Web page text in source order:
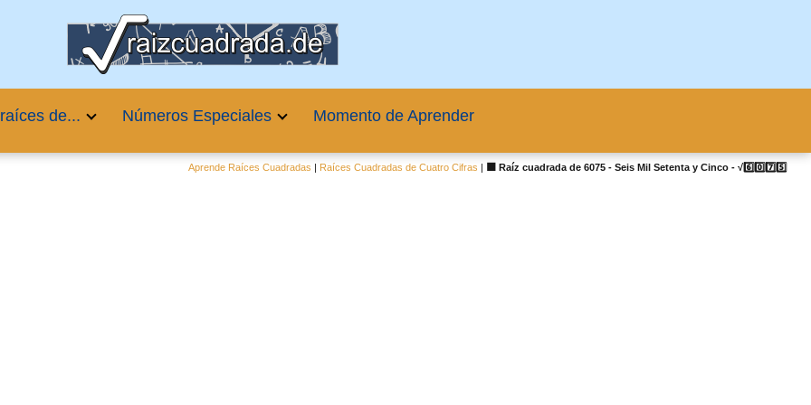
de... Números Especiales Momento de Aprender
Aprende Raíces Cuadradas | Raíces Cuadradas de Cuatro Cifras | 🟦 Raíz cuadrada de 6075 - Seis Mil Setenta y Cinco - √6️⃣0️⃣7️⃣5️⃣